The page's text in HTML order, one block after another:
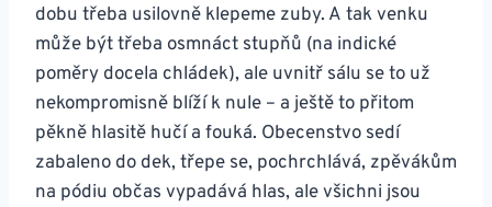
dobu třeba usilovně klepeme zuby. A tak venku
může být třeba osmnáct stupňů (na indické
poměry docela chládek), ale uvnitř sálu se to už
nekompromisně blíží k nule – a ještě to přitom
pěkně hlasitě hučí a fouká. Obecenstvo sedí
zabaleno do dek, třepe se, pochrchlává, zpěvákům
na pódiu občas vypadává hlas, ale všichni jsou